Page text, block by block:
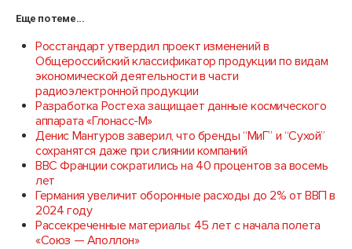
Еще по теме...
Росстандарт утвердил проект изменений в
Общероссийский классификатор продукции по видам
экономической деятельности в части
радиоэлектронной продукции
Разработка Ростеха защищает данные космического
аппарата «Глонасс-М»
Денис Мантуров заверил, что бренды “МиГ” и “Сухой”
сохранятся даже при слиянии компаний
ВВС Франции сократились на 40 процентов за восемь
лет
Германия увеличит оборонные расходы до 2% от ВВП в
2024 году
Рассекреченные материалы: 45 лет с начала полета
«Союз — Аполлон»